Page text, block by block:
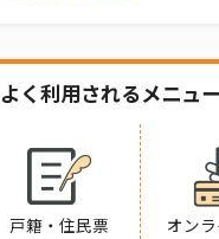
よく利用されるメニュー
戸籍・住民票 オン